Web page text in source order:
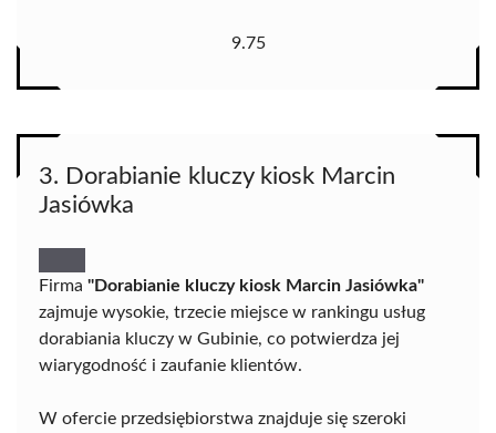
9.75
3. Dorabianie kluczy kiosk Marcin
Jasiówka
Firma "Dorabianie kluczy kiosk Marcin Jasiówka"
zajmuje wysokie, trzecie miejsce w rankingu usług
dorabiania kluczy w Gubinie, co potwierdza jej
wiarygodność i zaufanie klientów.
W ofercie przedsiębiorstwa znajduje się szeroki